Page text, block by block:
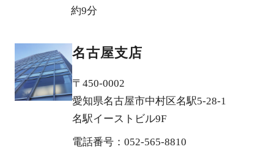
約9分
名古屋支店
〒450-0002
愛知県名古屋市中村区名駅5-28-1
名駅イーストビル9F
電話番号：052-565-8810